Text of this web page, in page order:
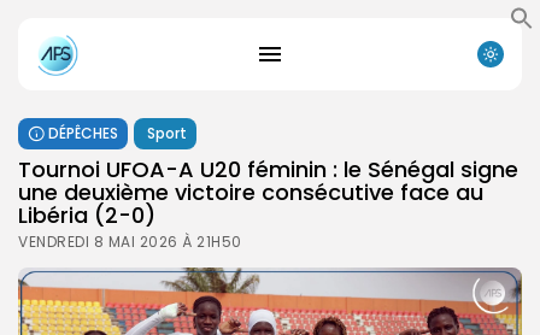
DÉPÊCHES Sport
Tournoi UFOA-A U20 féminin : le Sénégal signe
une deuxième victoire consécutive face au
Libéria (2-0)
VENDREDI 8 MAI 2026 À 21H50